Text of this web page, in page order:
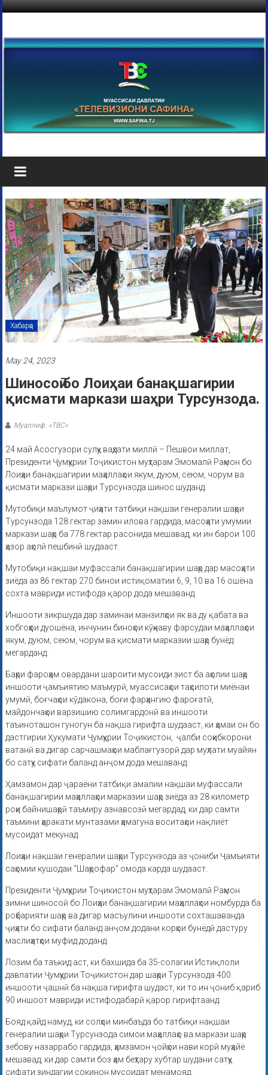
Хабарҳо
May 24, 2023
Шиносоӣ бо Лоиҳаи банақшагирии
қисмати маркази шаҳри Турсунзода.
Муаллиф: «ТВС»
24 май Асосгузори сулҳу ваҳдати миллӣ – Пешвои миллат,
Президенти Ҷумҳурии Тоҷикистон муҳтарам Эмомалӣ Раҳмон бо
Лоиҳаи банақшагирии маҳаллаҳои якум, дуюм, сеюм, чорум ва
қисмати маркази шаҳри Турсунзода шинос шуданд.
Мутобиқи маълумот ҷиҳати татбиқи нақшаи генералии шаҳри
Турсунзода 128 гектар замин илова гардида, масоҳати умумии
маркази шаҳр ба 778 гектар расонида мешавад, ки ин барои 100
ҳазор аҳолӣ пешбинӣ шудааст.
Мутобиқи нақшаи муфассали банақшагирии шаҳр дар масоҳати
зиёда аз 86 гектар 270 бинои истиқоматии 6, 9, 10 ва 16 ошёна
сохта мавриди истифода қарор дода мешаванд.
Иншооти зикршуда дар заминаи манзилҳои як ва ду қабата ва
хобгоҳҳои дуошёна, инчунин биноҳои кӯҳнаву фарсудаи маҳаллаҳои
якум, дуюм, сеюм, чорум ва қисмати марказии шаҳр бунёд
мегарданд.
Баҳри фароҳам овардани шароити мусоиди зист ба аҳолии шаҳр
иншооти ҷамъиятию маъмурӣ, муассисаҳои таҳсилоти миёнаи
умумӣ, боғчаҳои кӯдакона, боғи фарҳангию фароғатӣ,
майдончаҳои варзишию солимгардонӣ ва иншооти
таъиноташон гуногун ба нақша гирифта шудааст, ки ҳамаи он бо
дастгирии Ҳукумати Ҷумҳурии Тоҷикистон, ҷалби соҳибкорони
ватанӣ ва дигар сарчашмаҳои маблағгузорӣ дар муҳлати муайян
бо сатҳу сифати баланд анҷом дода мешаванд.
Ҳамзамон дар ҷараёни татбиқи амалии нақшаи муфассали
банақшагирии маҳаллаҳои марказии шаҳр зиёда аз 28 километр
роҳи байнишаҳрӣ таъмиру азнавсозӣ мегардад, ки дар самти
таъмини ҳаракати мунтазами ҳамагуна воситаҳои нақлиёт
мусоидат мекунад.
Лоиҳаи нақшаи генералии шаҳри Турсунзода аз ҷониби Ҷамъияти
саҳомии кушодаи “Шаҳрофар” омода карда шудааст.
Президенти Ҷумҳурии Тоҷикистон муҳтарам Эмомалӣ Раҳмон
зимни шиносоӣ бо Лоиҳаи банақшагирии маҳаллаҳои номбурда ба
роҳбарияти шаҳр ва дигар масъулини иншооти сохташаванда
ҷиҳати бо сифати баланд анҷом додани корҳои бунёдӣ дастуру
маслиҳатҳои муфид доданд.
Лозим ба таъкид аст, ки бахшида ба 35-солагии Истиқлоли
давлатии Ҷумҳурии Тоҷикистон дар шаҳри Турсунзода 400
иншооти ҷашнӣ ба нақша гирифта шудаст, ки то ин ҷониб қариб
90 иншоот мавриди истифодабарӣ қарор гирифтаанд.
Бояд қайд намуд, ки солҳои минбаъда бо татбиқи нақшаи
генералии шаҳри Турсунзода симои маҳаллаҳо ва маркази шаҳр
зебову назаррабо гардида, ҳамзамон ҷойҳои нави корӣ муҳайё
мешавад, ки дар самти боз ҳам беҳтару хубтар шудани сатҳу
сифати зиндагии сокинон мусоидат менамояд.